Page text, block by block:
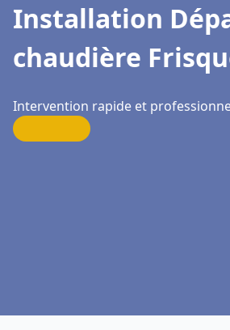
Installation
chaudière
Intervention rapide et